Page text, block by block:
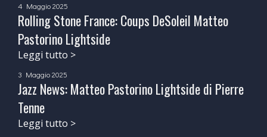
4 Maggio 2025
Rolling Stone France: Coups DeSoleil Matteo
Pastorino Lightside
Leggi tutto >
3 Maggio 2025
Jazz News: Matteo Pastorino Lightside di Pierre
Tenne
Leggi tutto >